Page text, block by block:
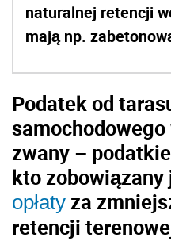
naturalnej retencji
mają np.
Podatek od
zwany –
kto
opłaty za
retencji